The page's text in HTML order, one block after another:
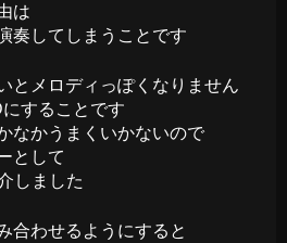
は
奏してしまうことです
とメロディっぽくなりません
することです
なかうまくいかないので
として
しました
合わせるようにすると